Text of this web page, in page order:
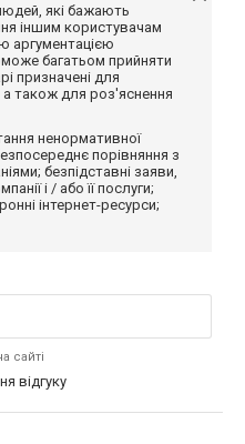
які бажають
іншим користувачам
аргументацією
багатьом прийняти
призначені для
а також для роз'яснення
ненормативної
порівняння з
безпідставні заяви,
і / або її послуги;
інтернет-ресурси;
сайті
відгуку